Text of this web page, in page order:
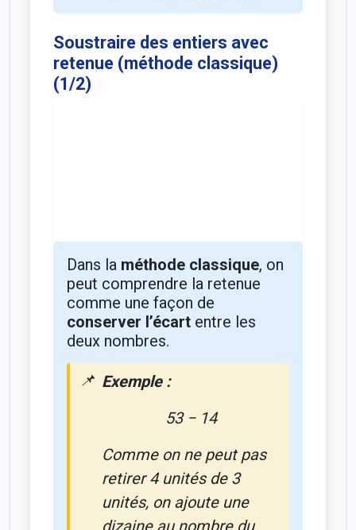
Soustraire des entiers avec
retenue (méthode classique)
(1/2)
Dans la méthode classique, on
peut comprendre la retenue
comme une façon de
conserver l’écartentre les
deux nombres.
Exemple :
53 − 14
Comme on ne peut pas
retirer 4 unités de 3
unités, on ajoute une
dizaine au nombre du